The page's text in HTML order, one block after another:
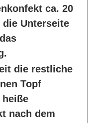
ca. 20
Unterseite
die restliche
Topf
nach dem